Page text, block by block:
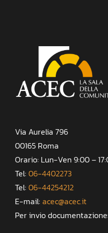
Via Aurelia 796
00165 Roma
Orario: Lun-Ven 9:00 –
Tel: 06-4402273
Tel: 06-44254212
E-mail: acec@acec.it
Per invio documentazione: